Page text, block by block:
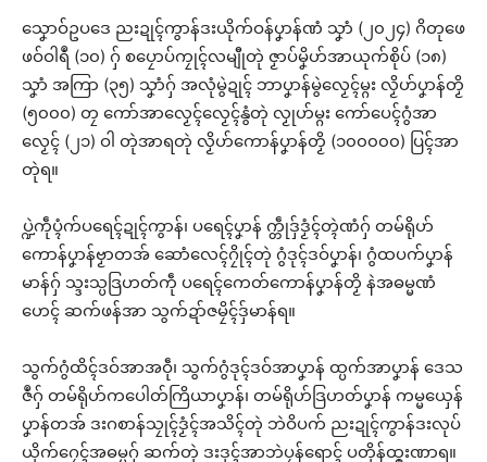
သၞောဝ်ဥပဒေ ညးဍုၚ်ကွာန်ဒးယိုက်ဝန်ပၞာန်ဏံ သၞာံ (၂၀၂၄) ဂိတုဖေ
ဖဝ်ဝါရဳ (၁၀) ဂှ် စပၠောပ်ကၠုၚ်လမျီုတုဲ ဇၟာပ်မၞိဟ်အာယုက်စိုပ် (၁၈)
သၞာံ အကြာ (၃၅) သၞာံဂှ် အလုံမွဲဍုၚ် ဘာပၞာန်မွဲလၟေၚ်မ္ဂး လၟိဟ်ပၞာန်တၟိ
(၅၀၀၀) တၠ ကော်အာလၟေၚ်လၟေၚ်နွံတုဲ လၟုဟ်မ္ဂး ကော်ပေၚ်ဂွံအာ
လၟေၚ် (၂၁) ဝါ တုဲအာရတုဲ လၟိဟ်ကောန်ပၞာန်တၟိ (၁၀၀၀၀၀) ပြၚ်အာ
တုဲရ။
ပ္ဍဲကဵုပ္ၚံက်ပရေၚ်ဍုၚ်ကွာန်၊ ပရေၚ်ပၞာန် က္တဵုဒှ်ဒၟံၚ်တ္ၚဲဏံဂှ် တမ်ရိုဟ်
ကောန်ပၞာန်ဗၟာတအ် ဆောံလေၚ်ဂၠိုၚ်တုဲ ဂွံဒုၚ်ဒဝ်ပၞာန်၊ ဂွံထပက်ပၞာန်
မာန်ဂှ် သ္ဒးသ္ပဒြဟတ်ကဵု ပရေၚ်ကေတ်ကောန်ပၞာန်တၟိ နဲအဓမ္မဏံ
ဟေၚ် ဆက်ဖန်အာ သွက်ဍာ်ဇမၠိၚ်ဒှ်မာန်ရ။
သွက်ဂွံထိၚ်ဒဝ်အာအဝဵု၊ သွက်ဂွံဒုၚ်ဒဝ်အာပၞာန် ထ္ပက်အာပၞာန် ဒေသ
ဇဳဂှ် တမ်ရိုဟ်ကပေါတ်ကြိယာပၞာန်၊ တမ်ရိုဟ်ဒြဟတ်ပၞာန် ကမ္မယှေန်
ပၞာန်တအ် ဒးဂစာန်သၠုၚ်ဒၟံၚ်အသိၚ်တုဲ ဘဲဝိပက် ညးဍုၚ်ကွာန်ဒးလုပ်
ယိုက်ဂၠေၚ်အဓမ္မဂှ် ဆက်တုဲ ဒးဒုၚ်အာဘဲပၠန်ရောၚ် ပတိုန်ထ္ၜးဏာရ။